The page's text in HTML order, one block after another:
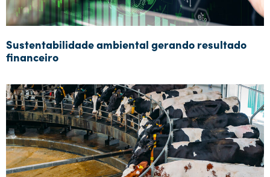
Sustentabilidade ambiental gerando resultado
financeiro